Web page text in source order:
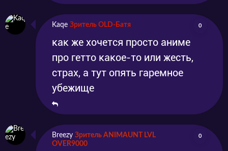
Kaqe Зритель OLD-Батя 0
как же хочется просто аниме
про гетто какое-то или жесть,
страх, а тут опять гаремное
убежище
Breezy Зритель ANIMAUNT LVL
OVER9000
0